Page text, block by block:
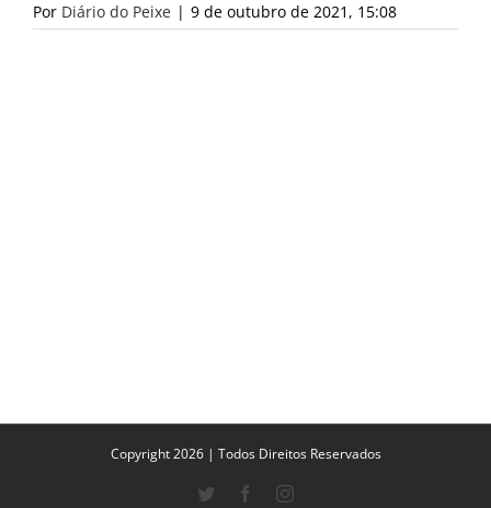
Por Diário do Peixe | 9 de outubro de 2021, 15:08
Copyright 2026 | Todos Direitos Reservados
Twitter FacebookInstagram